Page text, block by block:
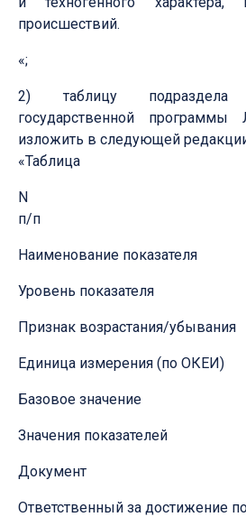
происшествий.
«;
2) таблицу подраздела
государственной программы
изложить в следующей
«Таблица
N
п/п
Наименование показателя
Уровень показателя
Признак возрастания/убывания
Единица измерения (по ОКЕИ)
Базовое значение
Значения показателей
Документ
Ответственный за достижение